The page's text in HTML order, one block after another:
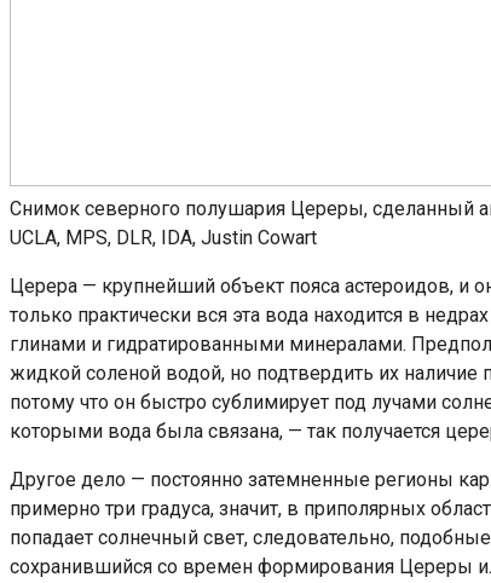
Снимок северного полушария Цереры, сделанный
UCLA, MPS, DLR, IDA, Justin Cowart
Церера — крупнейший объект пояса астероидов,
только практически вся эта вода находится в
глинами и гидратированными минералами.
жидкой соленой водой, но подтвердить их
потому что он быстро сублимирует под лучами
которыми вода была связана, — так получается
Другое дело — постоянно затемненные регионы
примерно три градуса, значит, в приполярных
попадает солнечный свет, следовательно,
сохранившийся со времен формирования Цереры